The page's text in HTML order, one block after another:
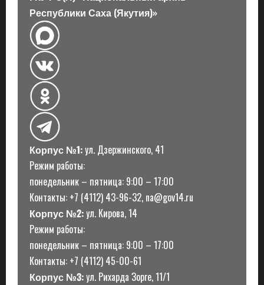
Республики Саха (Якутия)»
Корпус №1:ул. Дзержинского, 41
Режим работы:
понедельник – пятница: 9:00 – 17:00
Контакты: +7 (4112) 43-96-32, na@gov14.ru
Корпус №2:ул. Кирова, 14
Режим работы:
понедельник – пятница: 9:00 – 17:00
Контакты: +7 (4112) 45-00-61
Корпус №3:ул. Рихарда Зорге, 11/1